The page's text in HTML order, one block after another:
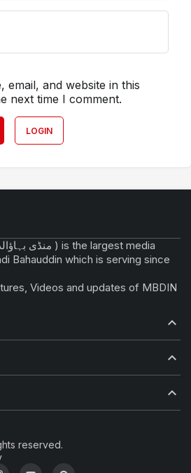
email, and website in this
next time I comment.
LOGIN
Bahauddin which is serving since
Videos and updates of MBDIN
reserved.